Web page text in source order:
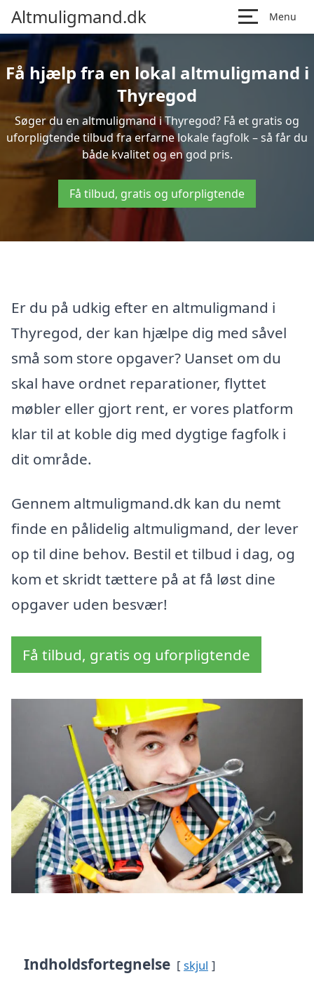
Altmuligmand.dk Menu
Få hjælp fra en lokal altmuligmand i
Thyregod
Søger du en altmuligmand i Thyregod? Få et gratis og
uforpligtende tilbud fra erfarne lokale fagfolk – så får du
både kvalitet og en god pris.
Få tilbud, gratis og uforpligtende
Er du på udkig efter en altmuligmand i
Thyregod, der kan hjælpe dig med såvel
små som store opgaver? Uanset om du
skal have ordnet reparationer, flyttet
møbler eller gjort rent, er vores platform
klar til at koble dig med dygtige fagfolk i
dit område.
Gennem altmuligmand.dk kan du nemt
finde en pålidelig altmuligmand, der lever
op til dine behov. Bestil et tilbud i dag, og
kom et skridt tættere på at få løst dine
opgaver uden besvær!
Få tilbud, gratis og uforpligtende
Indholdsfortegnelse skjul